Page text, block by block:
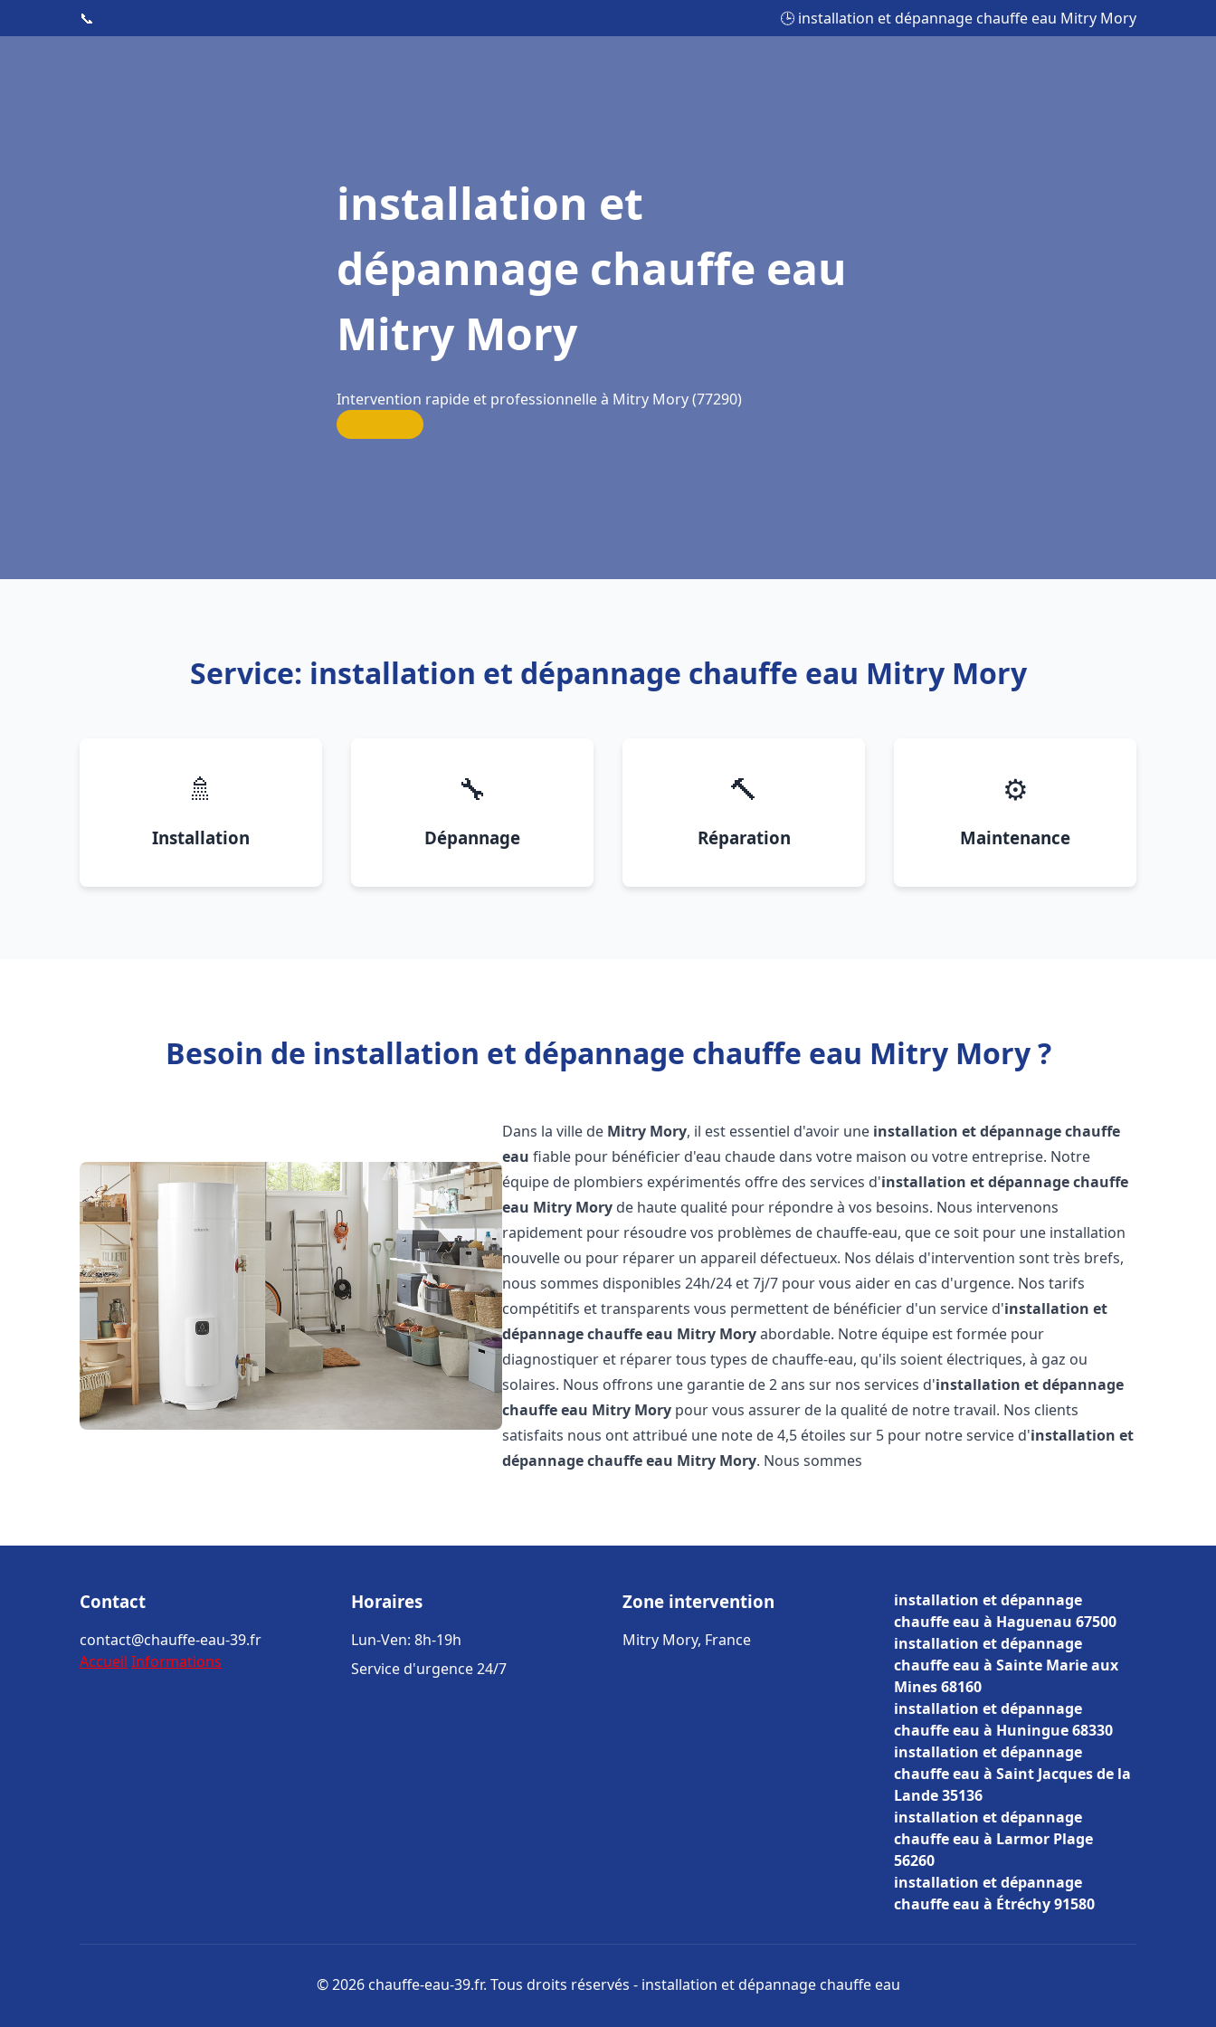
📞 🕒 installation et dépannage chauffe eau Mitry Mory
installation et
dépannage chauffe eau
Mitry Mory
Intervention rapide et professionnelle à Mitry Mory (77290)
Service: installation et dépannage chauffe eau Mitry Mory
🚿
Installation
🔧
Dépannage
🔨
Réparation
⚙️
Maintenance
Besoin de installation et dépannage chauffe eau Mitry Mory ?
Dans la ville de Mitry Mory, il est essentiel d'avoir une installation et dépannage chauffe
eau fiable pour bénéficier d'eau chaude dans votre maison ou votre entreprise. Notre
équipe de plombiers expérimentés offre des services d'installation et dépannage chauffe
eau Mitry Mory de haute qualité pour répondre à vos besoins. Nous intervenons
rapidement pour résoudre vos problèmes de chauffe-eau, que ce soit pour une installation
nouvelle ou pour réparer un appareil défectueux. Nos délais d'intervention sont très brefs,
nous sommes disponibles 24h/24 et 7j/7 pour vous aider en cas d'urgence. Nos tarifs
compétitifs et transparents vous permettent de bénéficier d'un service d'installation et
dépannage chauffe eau Mitry Moryabordable. Notre équipe est formée pour
diagnostiquer et réparer tous types de chauffe-eau, qu'ils soient électriques, à gaz ou
solaires. Nous offrons une garantie de 2 ans sur nos services d'installation et dépannage
chauffe eau Mitry Mory pour vous assurer de la qualité de notre travail. Nos clients
satisfaits nous ont attribué une note de 4,5 étoiles sur 5 pour notre service d'installation et
dépannage chauffe eau Mitry Mory. Nous sommes
Contact
contact@chauffe-eau-39.fr
Accueil Informations
Horaires
Lun-Ven: 8h-19h
Service d'urgence 24/7
Zone intervention
Mitry Mory, France
installation et dépannage
chauffe eau à Haguenau 67500
installation et dépannage
chauffe eau à Sainte Marie aux
Mines 68160
installation et dépannage
chauffe eau à Huningue 68330
installation et dépannage
chauffe eau à Saint Jacques de la
Lande 35136
installation et dépannage
chauffe eau à Larmor Plage
56260
installation et dépannage
chauffe eau à Étréchy 91580
© 2026 chauffe-eau-39.fr. Tous droits réservés - installation et dépannage chauffe eau